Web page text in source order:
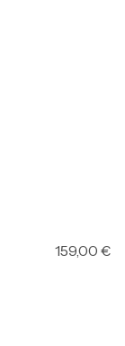
159,00 €